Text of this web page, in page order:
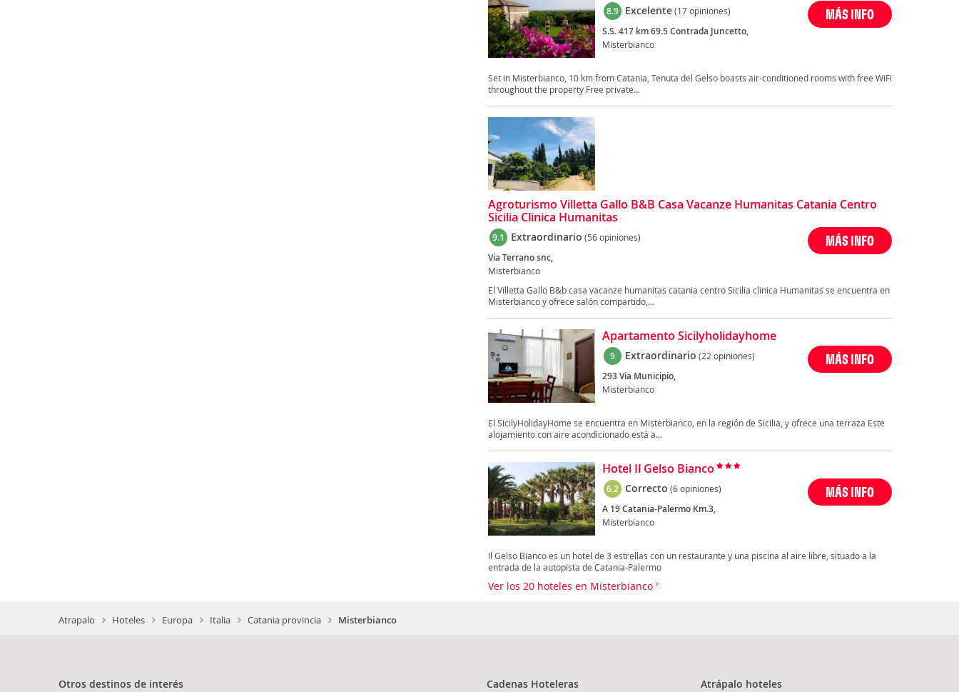
8.9 Excelente(17 opiniones)
S.S. 417 km 69.5 Contrada Juncetto,
Misterbianco
MÁS INFO
Set in Misterbianco, 10 km from Catania, Tenuta del Gelso boasts air-conditioned rooms with free WiFi
throughout the property Free private...
Agroturismo Villetta Gallo B&B Casa Vacanze Humanitas Catania Centro
Sicilia Clinica Humanitas
9.1 Extraordinario (56 opiniones)
Via Terrano snc,
Misterbianco
MÁS INFO
El Villetta Gallo B&b casa vacanze humanitas catania centro Sicilia clinica Humanitas se encuentra en
Misterbianco y ofrece salón compartido,...
Apartamento Sicilyholidayhome
9 Extraordinario (22 opiniones)
293 Via Municipio,
Misterbianco
MÁS INFO
El SicilyHolidayHome se encuentra en Misterbianco, en la región de Sicilia, y ofrece una terraza Este
alojamiento con aire acondicionado está a...
Hotel Il Gelso Bianco
6.2 Correcto (6 opiniones)
A 19 Catania-Palermo Km.3,
Misterbianco
MÁS INFO
Il Gelso Bianco es un hotel de 3 estrellas con un restaurante y una piscina al aire libre, situado a la
entrada de la autopista de Catania-Palermo
Ver los 20 hoteles en Misterbianco
Atrapalo Hoteles Europa Italia Catania provincia Misterbianco
Otros destinos de interés Cadenas Hoteleras Atrápalo hoteles